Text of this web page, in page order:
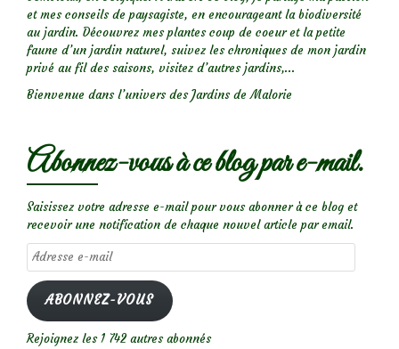
et mes conseils de paysagiste, en encourageant la biodiversité
au jardin. Découvrez mes plantes coup de coeur et la petite
faune d’un jardin naturel, suivez les chroniques de mon jardin
privé au fil des saisons, visitez d’autres jardins,...
Bienvenue dans l’univers des Jardins de Malorie
Abonnez-vous à ce blog par e-mail.
Saisissez votre adresse e-mail pour vous abonner à ce blog et
recevoir une notification de chaque nouvel article par email.
Adresse
e-
mail
ABONNEZ-VOUS
Rejoignez les 1 742 autres abonnés